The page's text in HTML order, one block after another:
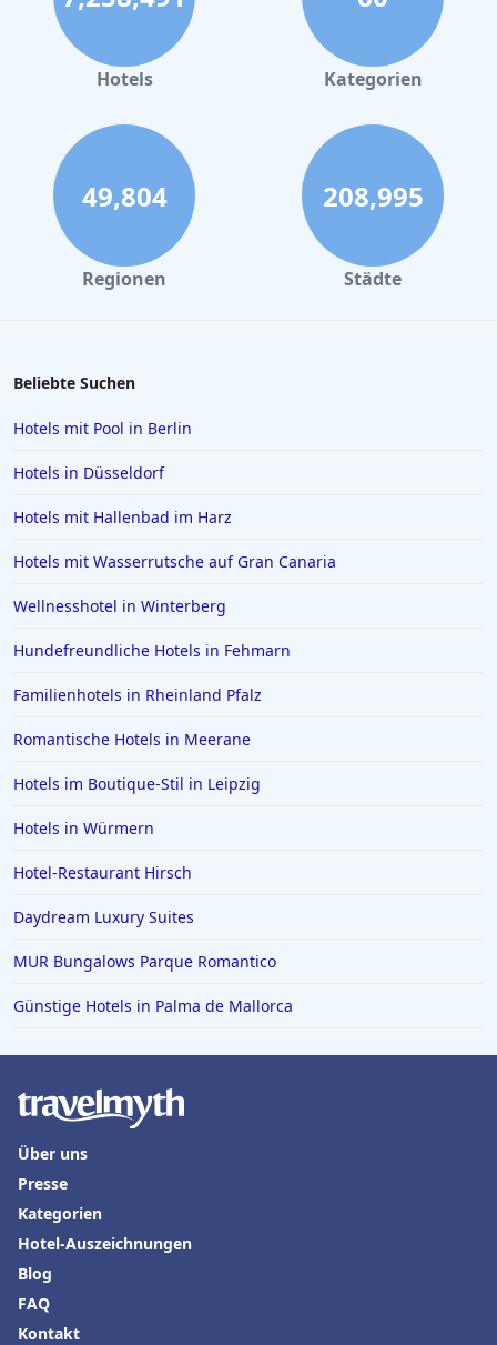
Hotels in Nürnberg
Hotels in Büsum
Hotels im Allgäu
Hotels in Oberhausen
Hotels in Marsa Alam
Hotels in Darmstadt
Hotels in Sölden
Hotels in Essen
Hotels in Griechenland
Hotels in Greifswald
Hotels in Bad Homburg vor der Höhe
Hotels in Neuss
Hotels in Ägypten
Hotels in Varadero
Hotels in der Toskana
Hotels auf Malta
Hotels Kategorien
49,804
Regionen
208,995
Städte
Beliebte Suchen
Hotels mit Pool in Berlin
Hotels in Düsseldorf
Hotels mit Hallenbad im Harz
Hotels mit Wasserrutsche auf Gran Canaria
Wellnesshotel in Winterberg
Hundefreundliche Hotels in Fehmarn
Familienhotels in Rheinland Pfalz
Romantische Hotels in Meerane
Hotels im Boutique-Stil in Leipzig
Hotels in Würmern
Hotel-Restaurant Hirsch
Daydream Luxury Suites
MUR Bungalows Parque Romantico
Günstige Hotels in Palma de Mallorca
Über uns
Presse
Kategorien
Hotel-Auszeichnungen
Blog
FAQ
Kontakt